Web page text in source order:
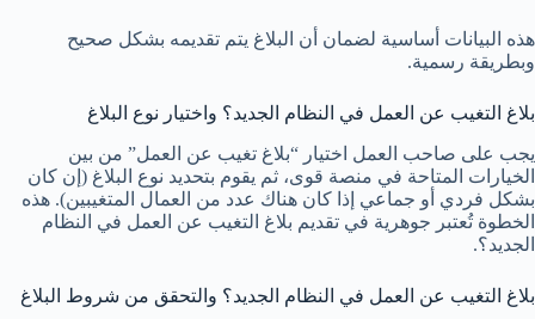
هذه البيانات أساسية لضمان أن البلاغ يتم تقديمه بشكل صحيح
وبطريقة رسمية.
بلاغ التغيب عن العمل في النظام الجديد؟ واختيار نوع البلاغ
يجب على صاحب العمل اختيار “بلاغ تغيب عن العمل” من بين
الخيارات المتاحة في منصة قوى، ثم يقوم بتحديد نوع البلاغ (إن كان
بشكل فردي أو جماعي إذا كان هناك عدد من العمال المتغيبين). هذه
الخطوة تُعتبر جوهرية في تقديم بلاغ التغيب عن العمل في النظام
الجديد؟.
بلاغ التغيب عن العمل في النظام الجديد؟ والتحقق من شروط البلاغ